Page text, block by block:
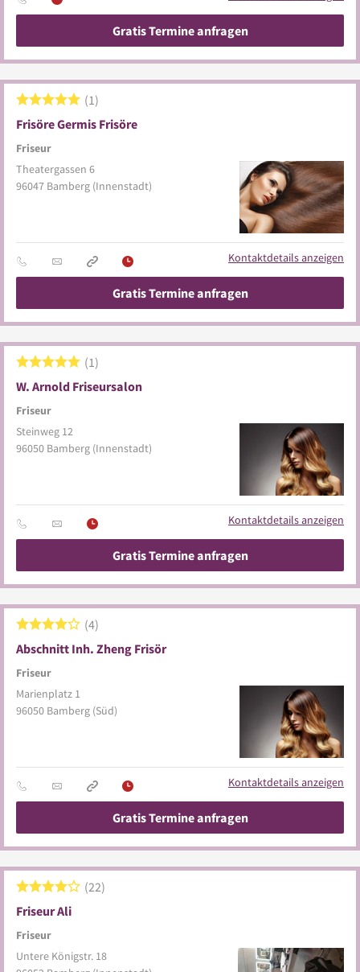
Gratis Termine anfragen
Frisöre Germis Frisöre
Friseur
1
Theatergassen 6
96047 Bamberg (Innenstadt)
Kontaktdetails anzeigen
Gratis Termine anfragen
W. Arnold Friseursalon
Friseur
1
Steinweg 12
96050 Bamberg (Innenstadt)
Kontaktdetails anzeigen
Gratis Termine anfragen
Abschnitt Inh. Zheng Frisör
Friseur
4
Marienplatz 1
96050 Bamberg (Süd)
Kontaktdetails anzeigen
Gratis Termine anfragen
Friseur Ali
Friseur
22
Untere Königstr. 18